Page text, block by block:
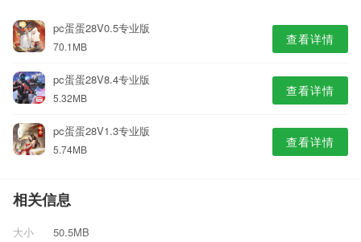
pc蛋蛋28V0.5专业版
70.1MB 查看详情
pc蛋蛋28V8.4专业版
5.32MB 查看详情
pc蛋蛋28V1.3专业版
5.74MB 查看详情
相关信息
大小
50.5MB